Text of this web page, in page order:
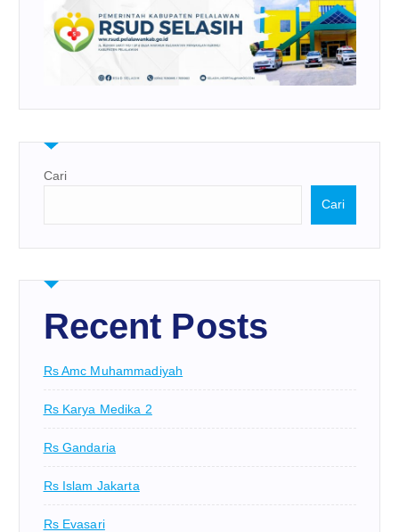
Cari
Cari
Recent Posts
Rs Amc Muhammadiyah
Rs Karya Medika 2
Rs Gandaria
Rs Islam Jakarta
Rs Evasari